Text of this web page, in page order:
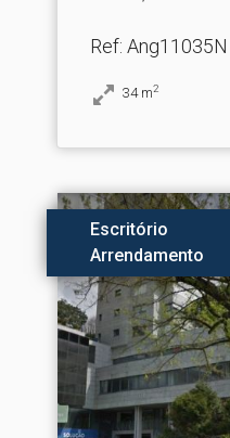
Ref: Ang11035N
34 m2
Escritório
Arrendamento